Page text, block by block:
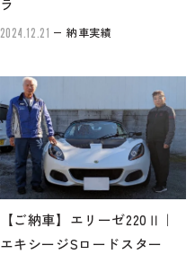
ラ
2024.12.21 納車実績
【ご納車】エリーゼ220Ⅱ｜
エキシージSロードスター